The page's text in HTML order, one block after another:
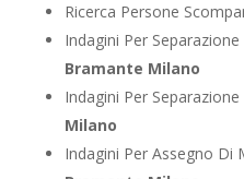
Ricerca Persone
Indagini Per
Bramante Milano
Indagini Per Separazione
Milano
Indagini Per Assegno Di